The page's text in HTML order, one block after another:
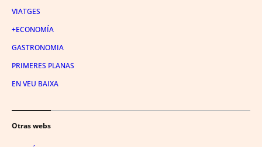
VIATGES
+ECONOMÍA
GASTRONOMIA
PRIMERES PLANAS
EN VEU BAIXA
Otras webs